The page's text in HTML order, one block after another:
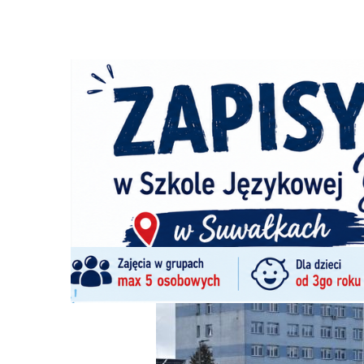
Ścieżka
nawigacyjna
Strona główna
3,3
ZDROWIE I URODA 12/06/2025 4 Komentarzy
3,3 mln zł na podniesienie jakości